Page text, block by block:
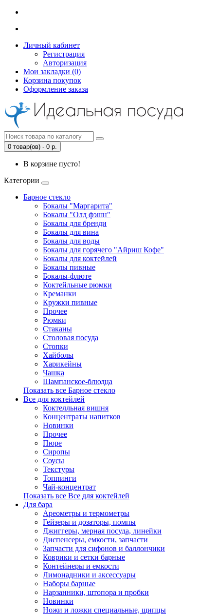
Личный кабинет
Регистрация
Авторизация
Мои закладки (0)
Корзина покупок
Оформление заказа
0 товар(ов) - 0 р.
В корзине пусто!
Категории
Барное стекло
Бокалы "Маргарита"
Бокалы "Олд фэшн"
Бокалы для бренди
Бокалы для вина
Бокалы для воды
Бокалы для горячего "Айриш Кофе"
Бокалы для коктейлей
Бокалы пивные
Бокалы-флюте
Коктейльные рюмки
Креманки
Кружки пивные
Прочее
Рюмки
Стаканы
Столовая посуда
Стопки
Хайболы
Харикейны
Чашка
Шампанское-блюдца
Показать все Барное стекло
Все для коктейлей
Коктелльная вишня
Концентраты напитков
Новинки
Прочее
Пюре
Сиропы
Соусы
Текстуры
Топпинги
Чай-концентрат
Показать все Все для коктейлей
Для бара
Ареометры и термометры
Гейзеры и дозаторы, помпы
Джиггеры, мерная посуда, линейки
Диспенсеры, емкости, запчасти
Запчасти для сифонов и баллончики
Коврики и сетки барные
Контейнеры и емкости
Лимонадники и аксессуары
Наборы барные
Нарзанники, штопора и пробки
Новинки
Ножи и ложки специальные, щипцы